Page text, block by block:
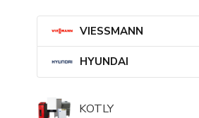
VIESSMANN
HYUNDAI
KOTLY